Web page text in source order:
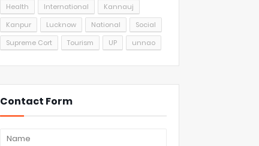
Health
International
Kannauj
Kanpur
Lucknow National
Social
Supreme Cort
Tourism UP unnao
Contact Form